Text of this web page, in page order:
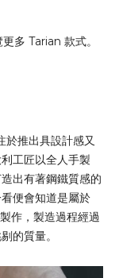
多 Tarian 款式。
於推出具設計感又
工匠以全人手製
出有著鋼鐵質感的
便會知道是屬於
作，製造過程經過
的質量。